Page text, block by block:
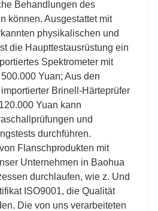
Behandlungen des
können. Ausgestattet mit
physikalischen und
die Haupttestausrüstung ein
Spektrometer mit
Yuan; Aus den
Brinell-Härteprüfer
Yuan kann
und
durchführen.
Flanschprodukten mit
Unternehmen in Baohua
durchlaufen, wie z. Und
ISO9001, die Qualität
Die von uns verarbeiteten